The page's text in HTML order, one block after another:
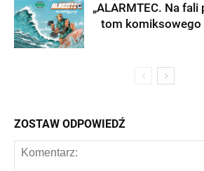
„ALARMTEC. Na
tom komiksowego
ZOSTAW ODPOWIEDŹ